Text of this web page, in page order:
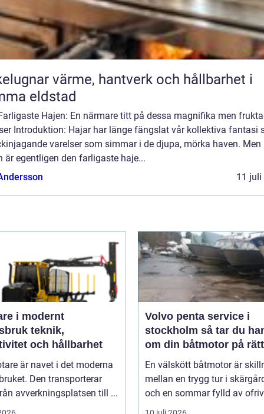
hantverk och hållbarhet i
eldstad
Hajen: En närmare titt på dessa magnifika men
Introduktion: Hajar har länge fängslat vår kollektiva fantasi
varelser som simmar i de djupa, mörka haven. Men
är egentligen den farligaste haje...
11 juli
i modernt
teknik,
och hållbarhet
är navet i det moderna
Den transporterar
avverkningsplatsen till ...
Volvo penta service i
stockholm så tar du hand
om din båtmotor på
En välskött båtmotor är
mellan en trygg tur i
och en sommar fylld av